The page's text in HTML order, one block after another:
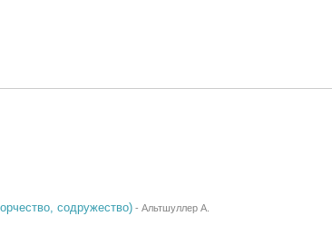
содружество)- Альтшуллер А.